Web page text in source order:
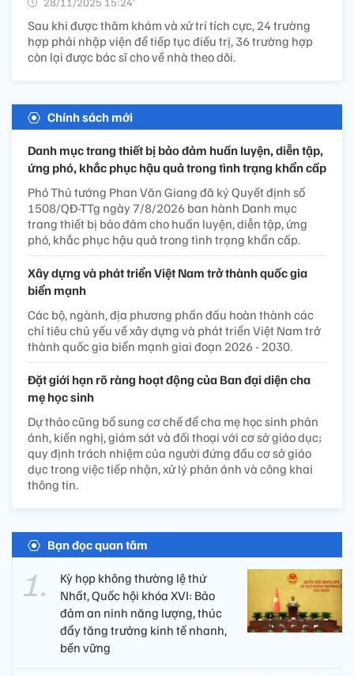
Sau khi được thăm khám và xử trí tích cực, 24 trường
hợp phải nhập viện để tiếp tục điều trị, 36 trường hợp
còn lại được bác sĩ cho về nhà theo dõi.
Chính sách mới
Danh mục trang thiết bị bảo đảm huấn luyện, diễn tập,
ứng phó, khắc phục hậu quả trong tình trạng khẩn cấp
Phó Thủ tướng Phan Văn Giang đã ký Quyết định số
1508/QĐ-TTg ngày 7/8/2026 ban hành Danh mục
trang thiết bị bảo đảm cho huấn luyện, diễn tập, ứng
phó, khắc phục hậu quả trong tình trạng khẩn cấp.
Xây dựng và phát triển Việt Nam trở thành quốc gia
biển mạnh
Các bộ, ngành, địa phương phấn đấu hoàn thành các
chỉ tiêu chủ yếu về xây dựng và phát triển Việt Nam trở
thành quốc gia biển mạnh giai đoạn 2026 - 2030.
Đặt giới hạn rõ ràng hoạt động của Ban đại diện cha
mẹ học sinh
Dự thảo cũng bổ sung cơ chế để cha mẹ học sinh phản
ánh, kiến nghị, giám sát và đối thoại với cơ sở giáo dục;
quy định trách nhiệm của người đứng đầu cơ sở giáo
dục trong việc tiếp nhận, xử lý phản ánh và công khai
thông tin.
Bạn đọc quan tâm
Kỳ họp không thường lệ thứ
Nhất, Quốc hội khóa XVI: Bảo
đảm an ninh năng lượng, thúc
đẩy tăng trưởng kinh tế nhanh,
bền vững